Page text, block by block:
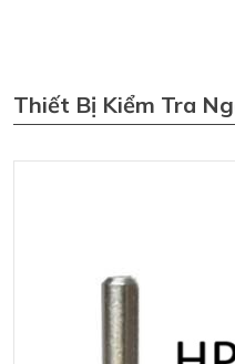
Thiết Bị Kiểm Tra